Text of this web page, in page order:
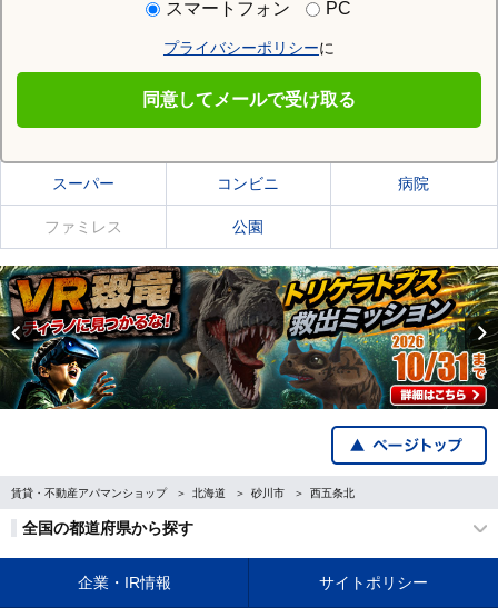
スマートフォン PC
プライバシーポリシーに
同意してメールで受け取る
砂川市の施設一覧
スーパー コンビニ 病院
ファミレス 公園
Previous
賃貸・不動産アパマンショップ 北海道 砂川市 西五条北
全国の都道府県から探す
企業・IR情報 サイトポリシー